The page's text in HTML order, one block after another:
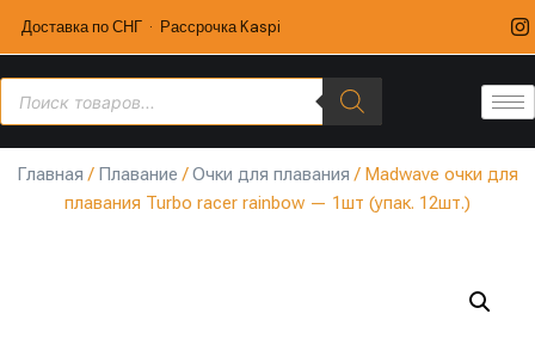
Доставка по СНГ · Рассрочка Kaspi
Главная / Плавание /Очки для плавания / Madwave очки для
плавания Turbo racer rainbow — 1шт (упак. 12шт.)